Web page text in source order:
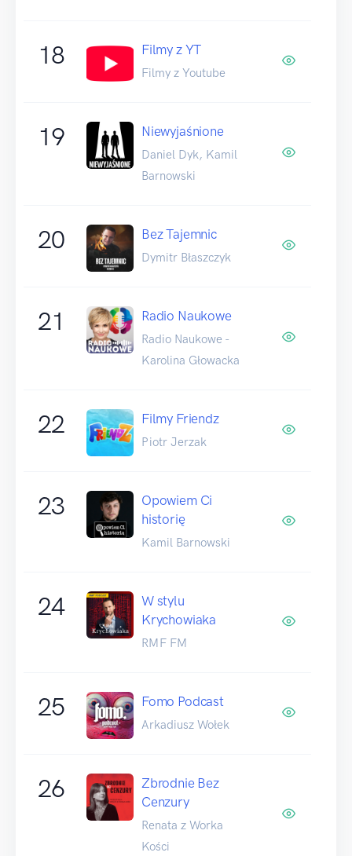
18 Filmy z YT
Filmy z Youtube
19 Niewyjaśnione
Daniel Dyk, Kamil
Barnowski
20 Bez Tajemnic
Dymitr Błaszczyk
21 Radio Naukowe
Radio Naukowe -
Karolina Głowacka
22 Filmy Friendz
Piotr Jerzak
23
Opowiem Ci
historię
Kamil Barnowski
24
W stylu
Krychowiaka
RMF FM
25 Fomo Podcast
Arkadiusz Wołek
26
Zbrodnie Bez
Cenzury
Renata z Worka
Kości